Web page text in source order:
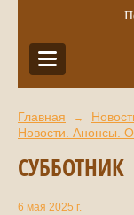
Главная →
Новости. Анонсы.
СУББОТНИК
6 мая 2025 г.